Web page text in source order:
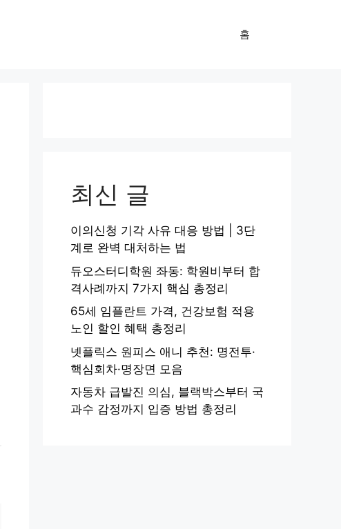
홈
최신 글
이의신청 기각 사유 대응 방법 | 3단
계로 완벽 대처하는 법
듀오스터디학원 좌동: 학원비부터 합
격사례까지 7가지 핵심 총정리
65세 임플란트 가격, 건강보험 적용
노인 할인 혜택 총정리
넷플릭스 원피스 애니 추천: 명전투·
핵심회차·명장면 모음
자동차 급발진 의심, 블랙박스부터 국
과수 감정까지 입증 방법 총정리